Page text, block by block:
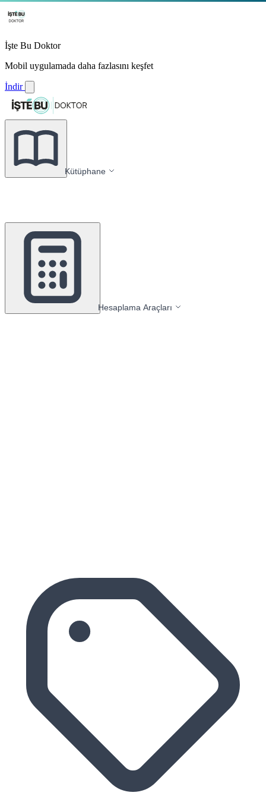
İşte Bu Doktor
Mobil uygulamada daha fazlasını keşfet
İndir
Kütüphane
Hesaplama Araçları